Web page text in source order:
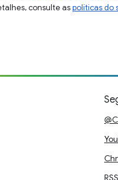
consulte aspolíticas do
RSS